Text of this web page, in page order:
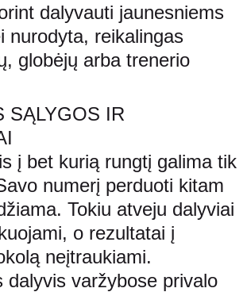
dalyvauti jaunesniems
nurodyta, reikalingas
globėjų arba trenerio
SĄLYGOS IR
į bet kurią rungtį galima tik
numerį perduoti kitam
Tokiu atveju dalyviai
o rezultatai į
neįtraukiami.
dalyvis varžybose privalo